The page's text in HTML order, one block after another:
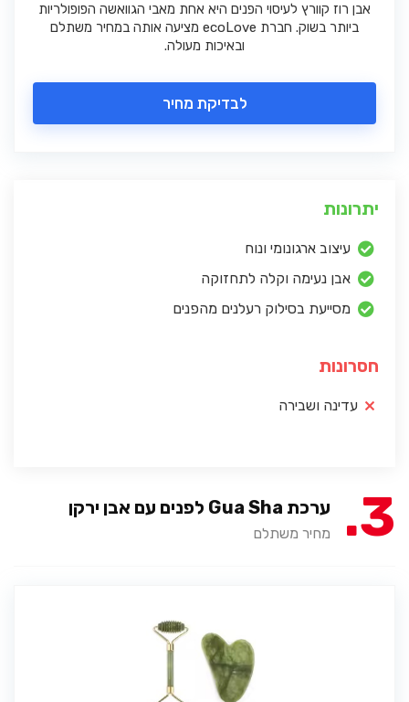
אבן רוז קוורץ לעיסוי הפנים היא אחת מאבי הגוואשה הפופולריות
ביותר בשוק. חברת ecoLove מציעה אותה במחיר משתלם
ובאיכות מעולה.
לבדיקת מחיר
יתרונות
עיצוב ארגונומי ונוח
אבן נעימה וקלה לתחזוקה
מסייעת בסילוק רעלנים מהפנים
חסרונות
עדינה ושבירה
3 ערכת Gua Sha לפנים עם אבן ירקן
מחיר משתלם